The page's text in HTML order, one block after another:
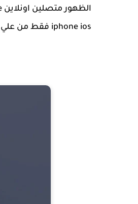
iphone ios فقط من علي